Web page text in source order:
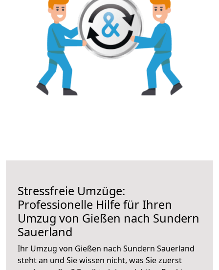
Stressfreie Umzüge:
Professionelle Hilfe für Ihren
Umzug von Gießen nach Sundern
Sauerland
Ihr Umzug von Gießen nach Sundern Sauerland
steht an und Sie wissen nicht, was Sie zuerst